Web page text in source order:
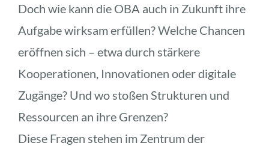
Doch wie kann die OBA auch in Zukunft ihre
Aufgabe wirksam erfüllen? Welche Chancen
eröffnen sich – etwa durch stärkere
Kooperationen, Innovationen oder digitale
Zugänge? Und wo stoßen Strukturen und
Ressourcen an ihre Grenzen?
Diese Fragen stehen im Zentrum der